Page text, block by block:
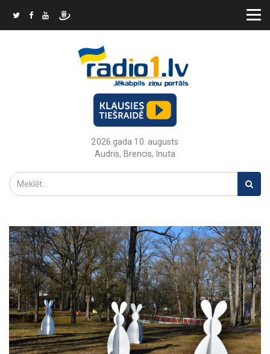
2026.gada 10. augusts
Audris, Brencis, Inuta